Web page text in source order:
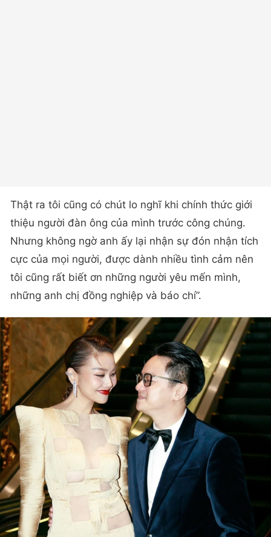
Thật ra tôi cũng có chút lo nghĩ khi chính thức giới
thiệu người đàn ông của mình trước công chúng.
Nhưng không ngờ anh ấy lại nhận sự đón nhận tích
cực của mọi người, được dành nhiều tình cảm nên
tôi cũng rất biết ơn những người yêu mến mình,
những anh chị đồng nghiệp và báo chí”.